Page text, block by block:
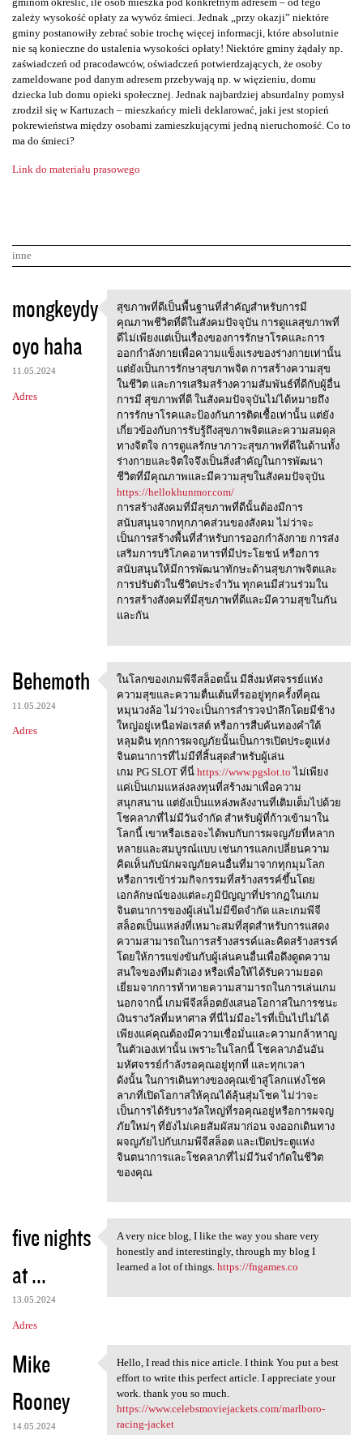
zależy wysokość opłaty za wywóz śmieci. Jednak „przy okazji” niektóre
gminy postanowiły zebrać sobie trochę więcej informacji, które absolutnie
nie są konieczne do ustalenia wysokości opłaty! Niektóre gminy żądały np.
zaświadczeń od pracodawców, oświadczeń potwierdzających, że osoby
zameldowane pod danym adresem przebywają np. w więzieniu, domu
dziecka lub domu opieki społecznej. Jednak najbardziej absurdalny pomysł
zrodził się w Kartuzach – mieszkańcy mieli deklarować, jaki jest stopień
pokrewieństwa między osobami zamieszkującymi jedną nieruchomość. Co to
ma do śmieci?
Link do materiału prasowego
inne
K
o
m
e
n
mongkeydy
oyo haha
11.05.2024
Adres
สุขภาพที่ดีเป็นพื้นฐานที่สำคั
สุขภาพที่ดีเป็นพื้นฐานที่สำคัญสำหรับการมี
คุณภาพชีวิตที่ดีในสังคมปัจจุบัน การดูแลสุขภาพที่
ดีไม่เพียงแต่เป็นเรื่องของการรักษาโรคและการ
ออกกำลังกายเพื่อความแข็งแรงของร่างกายเท่านั้น
แต่ยังเป็นการรักษาสุขภาพจิต การสร้างความสุข
ในชีวิต และการเสริมสร้างความสัมพันธ์ที่ดีกับผู้อื่น
การมี สุขภาพที่ดี ในสังคมปัจจุบันไม่ได้หมายถึง
การรักษาโรคและป้องกันการติดเชื้อเท่านั้น แต่ยัง
เกี่ยวข้องกับการรับรู้ถึงสุขภาพจิตและความสมดุล
ทางจิตใจ การดูแลรักษาภาวะสุขภาพที่ดีในด้านทั้ง
ร่างกายและจิตใจจึงเป็นสิ่งสำคัญในการพัฒนา
ชีวิตที่มีคุณภาพและมีความสุขในสังคมปัจจุบัน
https://hellokhunmor.com/
การสร้างสังคมที่มีสุขภาพที่ดีนั้นต้องมีการ
สนับสนุนจากทุกภาคส่วนของสังคม ไม่ว่าจะ
เป็นการสร้างพื้นที่สำหรับการออกกำลังกาย การส่ง
เสริมการบริโภคอาหารที่มีประโยชน์ หรือการ
สนับสนุนให้มีการพัฒนาทักษะด้านสุขภาพจิตและ
การปรับตัวในชีวิตประจำวัน ทุกคนมีส่วนร่วมใน
การสร้างสังคมที่มีสุขภาพที่ดีและมีความสุขในกัน
และกัน
Behemoth
11.05.2024
Adres
ในโลกของเกมพีจีสล็อตนั้น
ในโลกของเกมพีจีสล็อตนั้น มีสิ่งมหัศจรรย์แห่ง
ความสุขและความตื่นเต้นที่รออยู่ทุกครั้งที่คุณ
หมุนวงล้อ ไม่ว่าจะเป็นการสำรวจป่าลึกโดยมีช้าง
ใหญ่อยู่เหนือฟอเรสต์ หรือการสืบค้นทองคำใต้
หลุมดิน ทุกการผจญภัยนั้นเป็นการเปิดประตูแห่ง
จินตนาการที่ไม่มีที่สิ้นสุดสำหรับผู้เล่น
เกม PG SLOT ที่นี่ https://www.pgslot.to ไม่เพียง
แค่เป็นเกมแหล่งลงทุนที่สร้างมาเพื่อความ
สนุกสนาน แต่ยังเป็นแหล่งพลังงานที่เติมเต็มไปด้วย
โชคลาภที่ไม่มีวันจำกัด สำหรับผู้ที่ก้าวเข้ามาใน
โลกนี้ เขาหรือเธอจะได้พบกับการผจญภัยที่หลาก
หลายและสมบูรณ์แบบ เช่นการแลกเปลี่ยนความ
คิดเห็นกับนักผจญภัยคนอื่นที่มาจากทุกมุมโลก
หรือการเข้าร่วมกิจกรรมที่สร้างสรรค์ขึ้นโดย
เอกลักษณ์ของแต่ละภูมิปัญญาที่ปรากฏในเกม
จินตนาการของผู้เล่นไม่มีขีดจำกัด และเกมพีจี
สล็อตเป็นแหล่งที่เหมาะสมที่สุดสำหรับการแสดง
ความสามารถในการสร้างสรรค์และคิดสร้างสรรค์
โดยให้การแข่งขันกับผู้เล่นคนอื่นเพื่อดึงดูดความ
สนใจของทีมตัวเอง หรือเพื่อให้ได้รับความยอด
เยี่ยมจากการท้าทายความสามารถในการเล่นเกม
นอกจากนี้ เกมพีจีสล็อตยังเสนอโอกาสในการชนะ
เงินรางวัลที่มหาศาล ที่นี่ไม่มีอะไรที่เป็นไปไม่ได้
เพียงแค่คุณต้องมีความเชื่อมั่นและความกล้าหาญ
ในตัวเองเท่านั้น เพราะในโลกนี้ โชคลาภอันอัน
มหัศจรรย์กำลังรอคุณอยู่ทุกที่ และทุกเวลา
ดังนั้น ในการเดินทางของคุณเข้าสู่โลกแห่งโชค
ลาภที่เปิดโอกาสให้คุณได้ลุ้นสุ่มโชค ไม่ว่าจะ
เป็นการได้รับรางวัลใหญ่ที่รอคุณอยู่หรือการผจญ
ภัยใหม่ๆ ที่ยังไม่เคยสัมผัสมาก่อน จงออกเดินทาง
ผจญภัยไปกับเกมพีจีสล็อต และเปิดประตูแห่ง
จินตนาการและโชคลาภที่ไม่มีวันจำกัดในชีวิต
ของคุณ
five nights
at ...
13.05.2024
Adres
A very nice blog, I like the
A very nice blog, I like the way you share very
honestly and interestingly, through my blog I
learned a lot of things. https://fngames.co
Mike
Rooney
14.05.2024
Hello, I read this nice
Hello, I read this nice article. I think You put a best
effort to write this perfect article. I appreciate your
work. thank you so much.
https://www.celebsmoviejackets.com/marlboro-
racing-jacket